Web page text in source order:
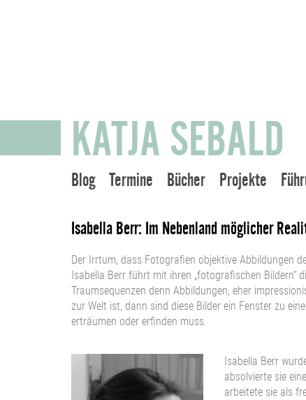
KATJA SEBALD
Blog Termine Bücher Projekte
Isabella Berr: Im Nebenland möglicher
Der Irrtum, dass Fotografien objektive Abbildungen
Isabella Berr führt mit ihren „fotografischen Bildern“
Traumsequenzen denn Abbildungen, eher
zur Welt ist, dann sind diese Bilder ein Fenster zu
erträumen oder erfinden muss.
Isabella Berr
absolvierte sie
arbeitete sie als